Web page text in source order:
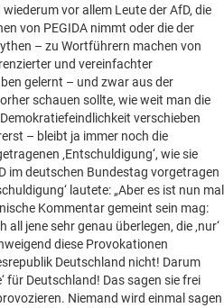
online
vor allem Leute der AfD, die
von PEGIDA nimmt oder die der
– zu Wortführern machen von
und vereinfachter
gelernt – und zwar aus der
schauen sollte, wie weit man die
verschieben
– bleibt ja immer noch die
‚Entschuldigung‘, wie sie
im deutschen Bundestag vorgetragen
lautete: „Aber es ist nun mal
Kommentar gemeint sein mag:
jene sehr genau überlegen, die ‚nur‘
diese Provokationen
Deutschland nicht! Darum
für Deutschland! Das sagen sie frei
Niemand wird einmal sagen